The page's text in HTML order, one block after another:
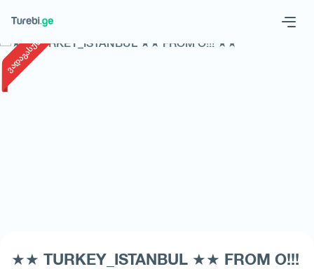
Geo
ვადაგასული
★★ TURKEY_ISTANBUL ★★ FROM O!!!